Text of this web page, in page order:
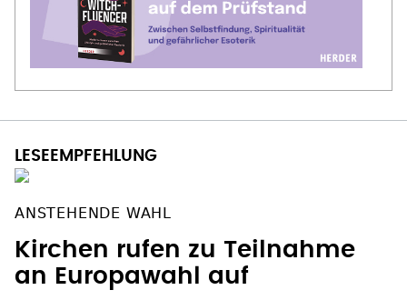
ANSTEHENDE WAHL
Kirchen rufen zu Teilnahme
an Europawahl auf